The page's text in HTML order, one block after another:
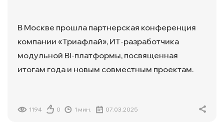
В Москве прошла партнерская конференция
компании «Триафлай», ИТ-разработчика
модульной BI-платформы, посвященная
итогам года и новым совместным проектам.
1194 0 1 мин. 07.03.2025